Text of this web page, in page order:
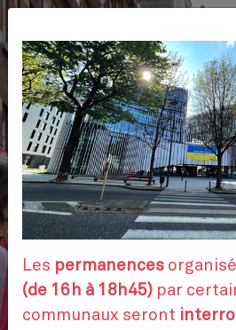
Aller
VOS
RENDEZ-VOUS
CONTACTEZ-
Les permanences
(de 16h à 18h45) par
communaux seront